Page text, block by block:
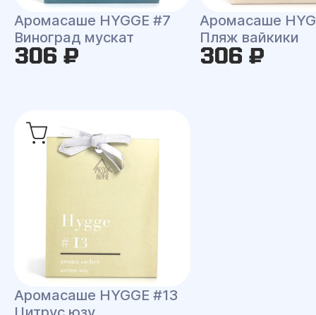
Аромасаше HYGGE #7
Виноград мускат
306 ₽
Аромасаше
Пляж вайкики
306 ₽
Аромасаше HYGGE #13